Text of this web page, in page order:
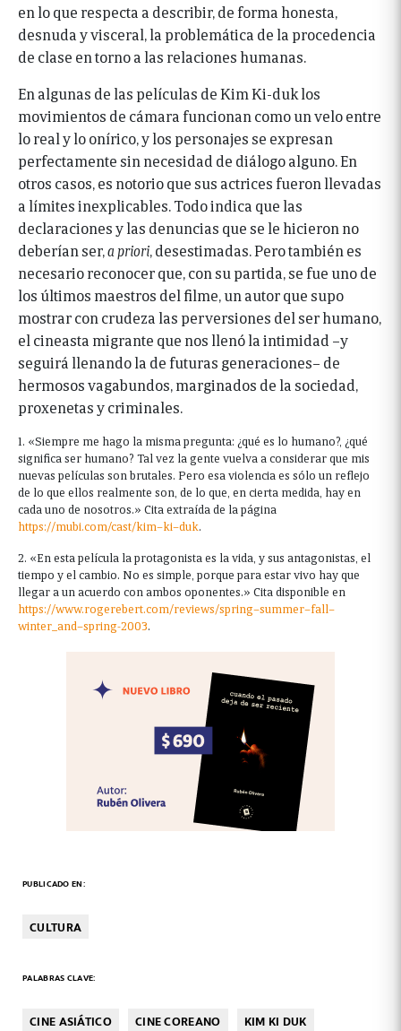
en lo que respecta a describir, de forma honesta,
desnuda y visceral, la problemática de la procedencia
de clase en torno a las relaciones humanas.
En algunas de las películas de Kim Ki-duk los
movimientos de cámara funcionan como un velo entre
lo real y lo onírico, y los personajes se expresan
perfectamente sin necesidad de diálogo alguno. En
otros casos, es notorio que sus actrices fueron llevadas
a límites inexplicables. Todo indica que las
declaraciones y las denuncias que se le hicieron no
deberían ser, a priori , desestimadas. Pero también es
necesario reconocer que, con su partida, se fue uno de
los últimos maestros del filme, un autor que supo
mostrar con crudeza las perversiones del ser humano,
el cineasta migrante que nos llenó la intimidad –y
seguirá llenando la de futuras generaciones– de
hermosos vagabundos, marginados de la sociedad,
proxenetas y criminales.
1. «Siempre me hago la misma pregunta: ¿qué es lo humano?, ¿qué
significa ser humano? Tal vez la gente vuelva a considerar que mis
nuevas películas son brutales. Pero esa violencia es sólo un reflejo
de lo que ellos realmente son, de lo que, en cierta medida, hay en
cada uno de nosotros.» Cita extraída de la página
https://mubi.com/cast/kim–ki–duk.
2. «En esta película la protagonista es la vida, y sus antagonistas, el
tiempo y el cambio. No es simple, porque para estar vivo hay que
llegar a un acuerdo con ambos oponentes.» Cita disponible en
https://www.rogerebert.com/reviews/spring–summer–fall–
winter and–spring-2003.
PUBLICADO EN:
CULTURA
PALABRAS CLAVE:
CINE ASIÁTICO CINE COREANO KIM KI DUK